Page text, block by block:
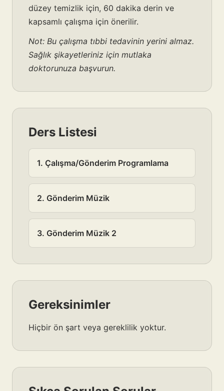
düzey temizlik için, 60 dakika derin ve
kapsamlı çalışma için önerilir.
Not: Bu çalışma tıbbi tedavinin yerini almaz.
Sağlık şikayetleriniz için mutlaka
doktorunuza başvurun.
Ders Listesi
1. Çalışma/Gönderim Programlama
2. Gönderim Müzik
3. Gönderim Müzik 2
Gereksinimler
Hiçbir ön şart veya gereklilik yoktur.